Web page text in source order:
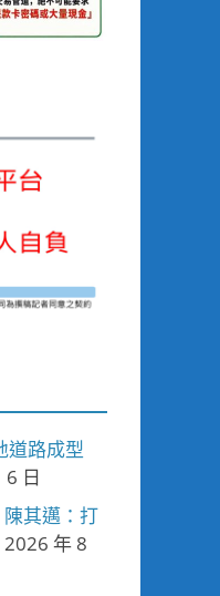
路成型
6 日
其邁：打
2026 年 8